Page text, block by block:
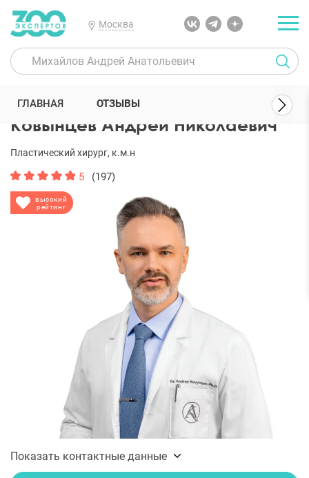
Москва
300 Экспертов Пластические хирурги Ковынцев Андрей
Ковынцев Андрей Николаевич
высокий
рейтинг
Пластический хирург, к.м.н
5 (197)
Показать контактные данные
ГЛАВНАЯ ОТЗЫВЫ